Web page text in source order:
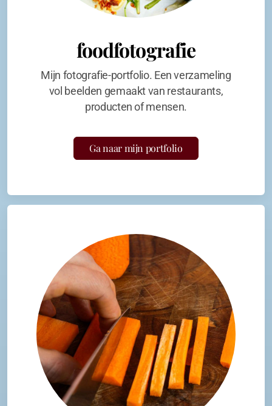
foodfotografie
Mijn fotografie-portfolio. Een verzameling
vol beelden gemaakt van restaurants,
producten of mensen.
Ga naar mijn portfolio